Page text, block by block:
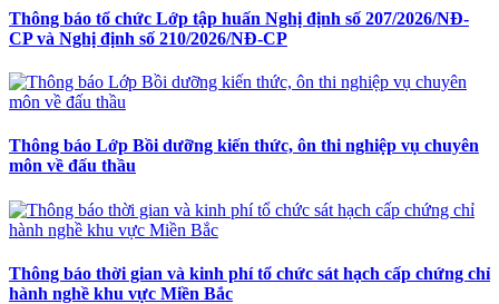
Thông báo tổ chức Lớp tập huấn Nghị định số 207/2026/NĐ-
CP và Nghị định số 210/2026/NĐ-CP
Thông báo Lớp Bồi dưỡng kiến thức, ôn thi nghiệp vụ chuyên
môn về đấu thầu
Thông báo thời gian và kinh phí tổ chức sát hạch cấp chứng chỉ
hành nghề khu vực Miền Bắc